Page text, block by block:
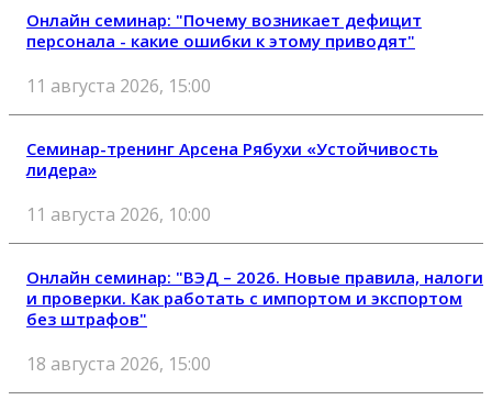
Онлайн семинар: "Почему возникает дефицит
персонала - какие ошибки к этому приводят"
11 августа 2026, 15:00
Семинар-тренинг Арсена Рябухи «Устойчивость
лидера»
11 августа 2026, 10:00
Онлайн семинар: "ВЭД – 2026. Новые правила, налоги
и проверки. Как работать с импортом и экспортом
без штрафов"
18 августа 2026, 15:00